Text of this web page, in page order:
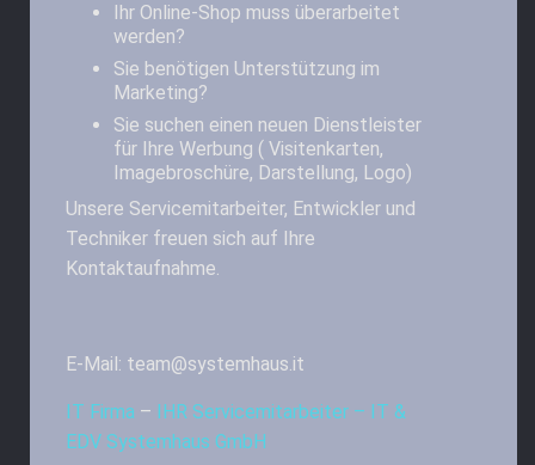
Ihr Online-Shop muss überarbeitet
werden?
Sie benötigen Unterstützung im
Marketing?
Sie suchen einen neuen Dienstleister
für Ihre Werbung ( Visitenkarten,
Imagebroschüre, Darstellung, Logo)
Unsere Servicemitarbeiter, Entwickler und
Techniker freuen sich auf Ihre
Kontaktaufnahme.
E-Mail: team@systemhaus.it
IT Firma – IHR Servicemitarbeiter – IT &
EDV Systemhaus GmbH